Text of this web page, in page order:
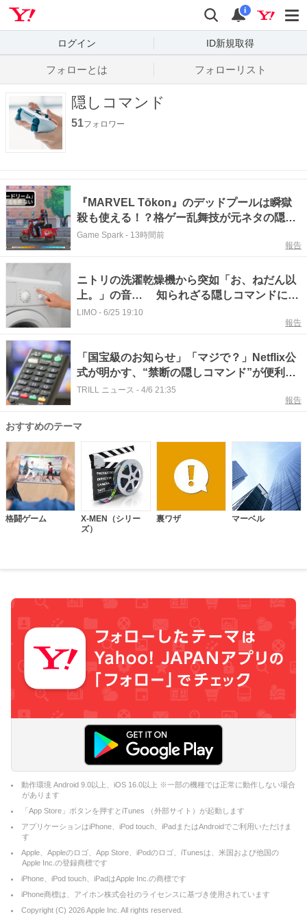
検索
通知
i
ログイン ID新規取得
フォローとは フォローリスト
隠しコマンド
51フォロワー
『MARVEL Tōkon』のデッドプールは瞬獄
殺も使える！？格ゲー乱舞技が元ネタの隠し
コマンドが発見される。「デップードリーム
Game Spark - 13時間前
報告
ニトリの洗濯乾燥機から突如「お、ねだん以
上。」の音… 知られざる隠しコマンドに
「遊び心があって好き！」
LIMO - 6/25 19:10
報告
「国宝級のお知らせ」「マジで？」Netflix公
式が明かす、“禁断の隠しコマンド”が便利す
ぎる…！
TRILL ニュース - 4/6 21:35
報告
おすすめのテーマ
格闘ゲーム
X-MEN（シリー
ズ）
裏ワザ マーベル
動作環境 Android 9.0以上、iOS 16.0以上 ※一部の機種では正常に動作しない場合
があります
「App Store」ボタンを押すとiTunes （外部サイト）が起動します
アプリケーションはiPhone、iPod touch、iPadまたはAndroidでご利用いただけま
す
Apple、Appleのロゴ、App Store、iPodのロゴ、iTunesは、米国および他国の
Apple Inc.の登録商標です
iPhone、iPod touch、iPadはApple Inc.の商標です
iPhone商標は、アイホン株式会社のライセンスに基づき使用されています
Copyright (C) 2026Apple Inc. All rights reserved.